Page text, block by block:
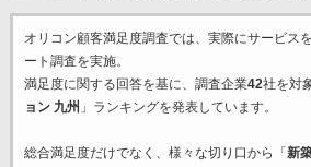
オリコン顧客満足度調査では、実際にサービス
ート調査を実施。
満足度に関する回答を基に、調査企業42社を対
ョン 九州 」ランキングを発表しています。
総合満足度だけでなく、様々な切り口から「 新